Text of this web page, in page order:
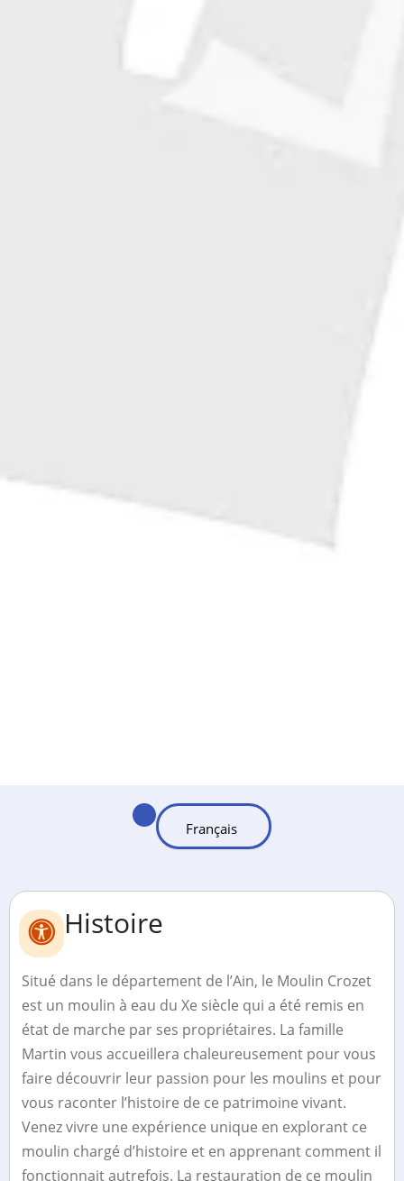
Histoire
Situé dans le département de l’Ain, le Moulin Crozet
est un moulin à eau du Xe siècle qui a été remis en
état de marche par ses propriétaires. La famille
Martin vous accueillera chaleureusement pour vous
faire découvrir leur passion pour les moulins et pour
vous raconter l’histoire de ce patrimoine vivant.
Venez vivre une expérience unique en explorant ce
moulin chargé d’histoire et en apprenant comment il
fonctionnait autrefois. La restauration de ce moulin